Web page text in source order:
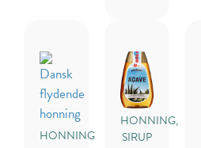
HONNING
HONNING,
SIRUP